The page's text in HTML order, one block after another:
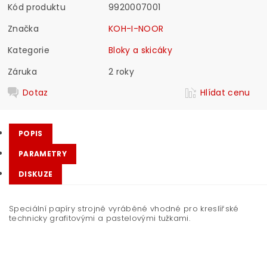
Kód produktu
9920007001
Značka
KOH-I-NOOR
Kategorie
Bloky a skicáky
Záruka
2 roky
Dotaz
Hlídat cenu
POPIS
PARAMETRY
DISKUZE
Speciální papíry strojně vyráběné vhodné pro kreslířské
technicky grafitovými a pastelovými tužkami.